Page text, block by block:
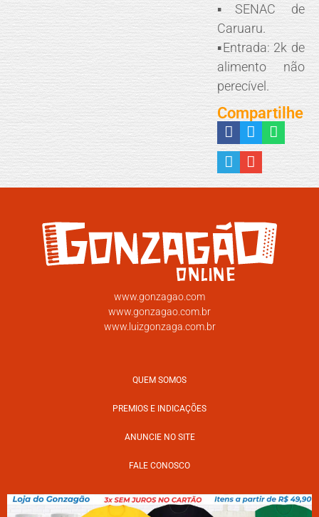
▪️SENAC de
Caruaru.
▪️Entrada: 2k de
alimento não
perecível.
Compartilhe
www.gonzagao.com
www.gonzagao.com.br
www.luizgonzaga.com.br
QUEM SOMOS
PREMIOS E INDICAÇÕES
ANUNCIE NO SITE
FALE CONOSCO